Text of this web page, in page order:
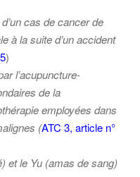
cas decancer de
à la suite d’un accident
)
l’acupuncture-
de la
employées dans
(ATC 3, article n°
et le Yu (amas de sang)